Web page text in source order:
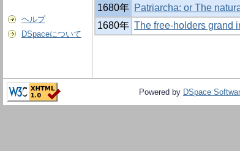
ヘルプ
DSpaceについて
1680年 Patriarcha: or The
1680年 The free-holders grand
Powered by DSpace